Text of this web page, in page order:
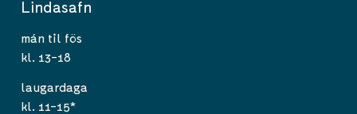
Lindasafn
mán til fös
kl. 13-18
laugardaga
kl. 11-15*